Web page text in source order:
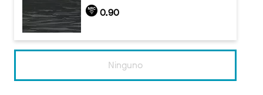
0.90
Ninguno